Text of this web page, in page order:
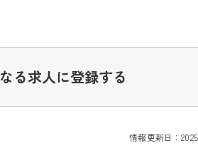
る求人に登録する
情報更新日：